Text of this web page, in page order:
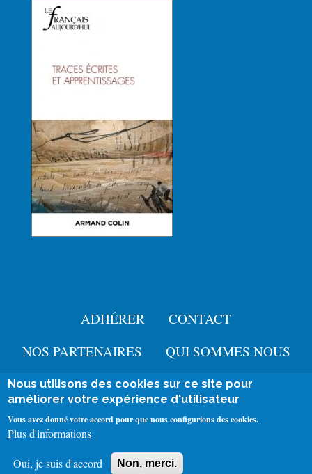
Pied
de
page
ADHÉRER
CONTACT
NOS PARTENAIRES
QUI SOMMES NOUS
Menu
Policy
Mentions légales
User
account
Se connecter
Nous utilisons des cookies sur ce site pour
améliorer votre expérience d'utilisateur
Vous avez donné votre accord pour que nous configurions des cookies.
Plus d'informations
Oui, je suis d'accord Non, merci.